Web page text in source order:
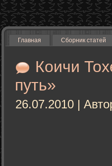
Главная Сборник статей
Коичи
путь»
26.07.2010 |